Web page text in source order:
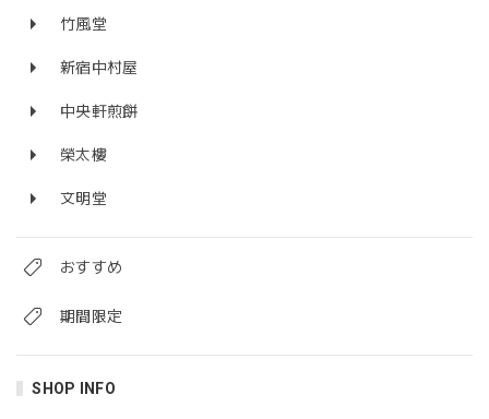
竹風堂
新宿中村屋
中央軒煎餅
榮太樓
文明堂
おすすめ
期間限定
SHOP INFO